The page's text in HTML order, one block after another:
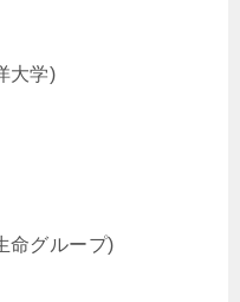
大学)
命グループ)